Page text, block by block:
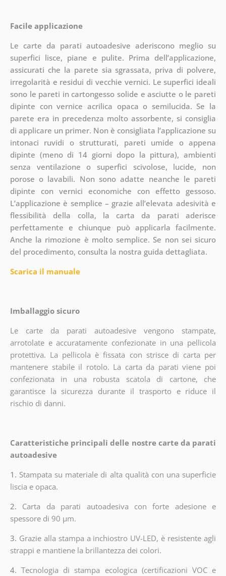
Facile applicazione
Le carte da parati autoadesive aderiscono meglio su
superfici lisce, piane e pulite. Prima dell’applicazione,
assicurati che la parete sia sgrassata, priva di polvere,
irregolarità e residui di vecchie vernici. Le superfici ideali
sono le pareti in cartongesso solide e asciutte o le pareti
dipinte con vernice acrilica opaca o semilucida. Se la
parete era in precedenza molto assorbente, si consiglia
di applicare un primer. Non è consigliata l’applicazione su
intonaci ruvidi o strutturati, pareti umide o appena
dipinte (meno di 14 giorni dopo la pittura), ambienti
senza ventilazione o superfici scivolose, lucide, non
porose o lavabili. Non sono adatte neanche le pareti
dipinte con vernici economiche con effetto gessoso.
L’applicazione è semplice – grazie all’elevata adesività e
flessibilità della colla, la carta da parati aderisce
perfettamente e chiunque può applicarla facilmente.
Anche la rimozione è molto semplice. Se non sei sicuro
del procedimento, consulta la nostra guida dettagliata.
Scarica il manuale
Imballaggio sicuro
Le carte da parati autoadesive vengono stampate,
arrotolate e accuratamente confezionate in una pellicola
protettiva. La pellicola è fissata con strisce di carta per
mantenere stabile il rotolo. La carta da parati viene poi
confezionata in una robusta scatola di cartone, che
garantisce la sicurezza durante il trasporto e riduce il
rischio di danni.
Caratteristiche principali delle nostre carte da parati
autoadesive
1. Stampata su materiale di alta qualità con una superficie
liscia e opaca.
2. Carta da parati autoadesiva con forte adesione e
spessore di 90 µm.
3. Grazie alla stampa a inchiostro UV-LED, è resistente agli
strappi e mantiene la brillantezza dei colori.
4.Tecnologia di stampa ecologica (certificazioni VOC e